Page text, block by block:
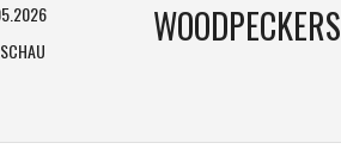
WOODPECKERS